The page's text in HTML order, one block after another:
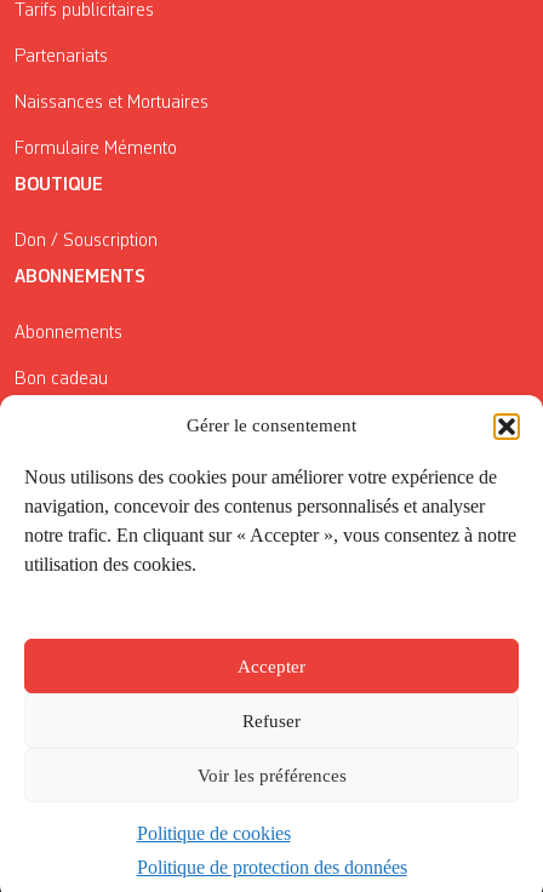
Gérer le consentement
Nous utilisons des cookies pour améliorer votre expérience de
navigation, concevoir des contenus personnalisés et analyser
notre trafic. En cliquant sur « Accepter », vous consentez à notre
utilisation des cookies.
Accepter
Refuser
Voir les préférences
Politique de cookies
Politique de protection des données
Tarifs publicitaires
Partenariats
Naissances et Mortuaires
Formulaire Mémento
BOUTIQUE
Don / Souscription
ABONNEMENTS
Abonnements
Bon cadeau
Conditions générales de vente
Réductions de la Carte Côté Courrier
Application